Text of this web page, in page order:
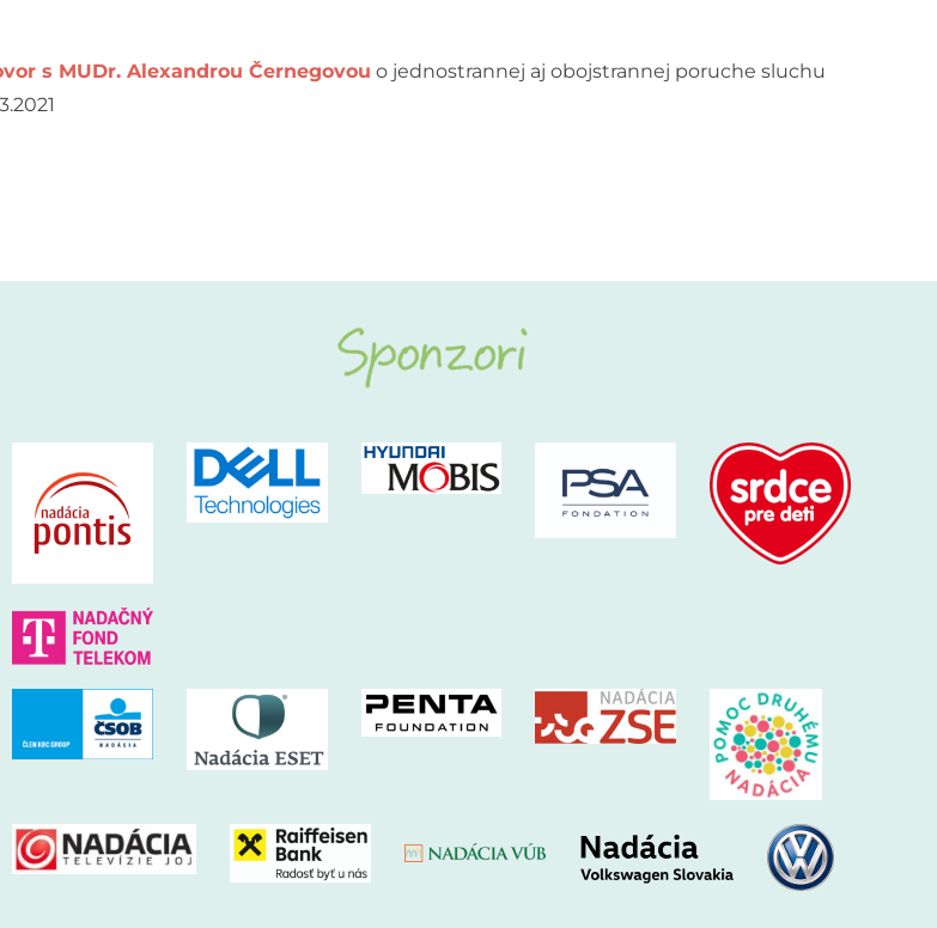
s MUDr. Alexandrou Černegovou o jednostrannej aj obojstrannej poruche sluchu